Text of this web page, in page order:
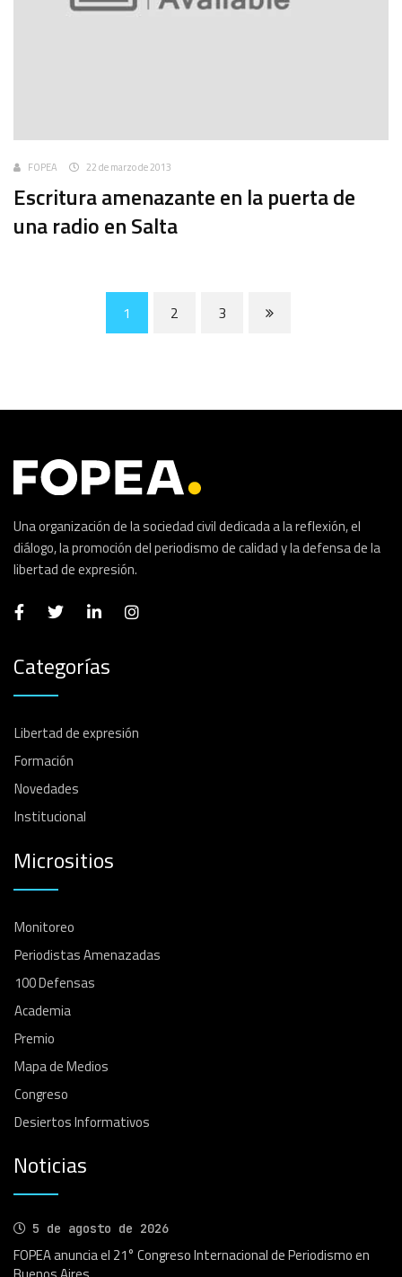
FOPEA 22 de marzo de 2013
Escritura amenazante en la puerta de
una radio en Salta
1 2 3
Una organización de la sociedad civil dedicada a la reflexión, el
diálogo, la promoción del periodismo de calidad y la defensa de la
libertad de expresión.
Categorías
Libertad de expresión
Formación
Novedades
Institucional
Micrositios
Monitoreo
Periodistas Amenazadas
100 Defensas
Academia
Premio
Mapa de Medios
Congreso
Desiertos Informativos
Noticias
5 de agosto de 2026
FOPEA anuncia el 21° Congreso Internacional de Periodismo en